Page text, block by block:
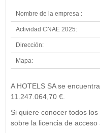
Nombre de la empresa :
Actividad CNAE 2025:
Dirección:
Mapa:
A HOTELS SA se
11.247.064,70 €.
Si quiere conocer todos
sobre la licencia de acceso